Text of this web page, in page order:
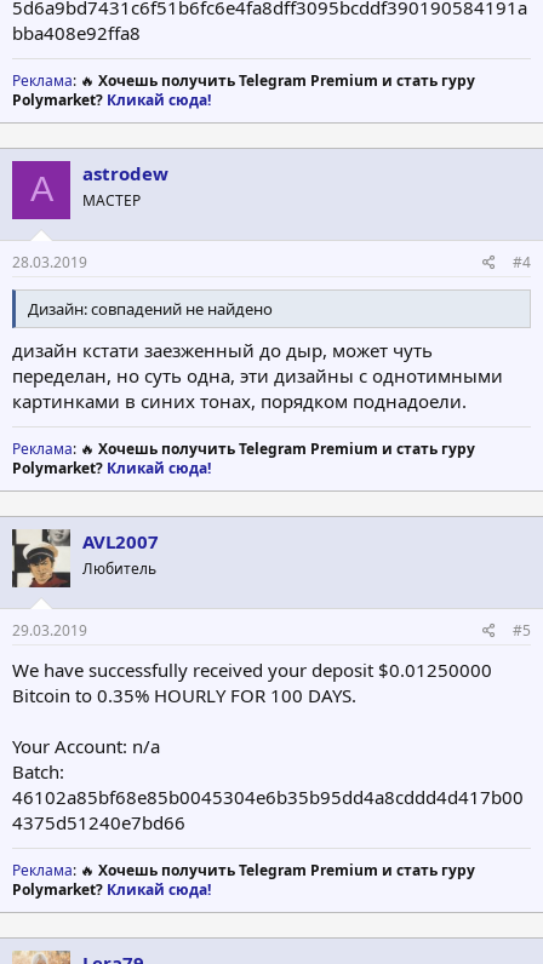
5d6a9bd7431c6f51b6fc6e4fa8dff3095bcddf390190584191a
bba408e92ffa8
Реклама: 🔥 Хочешь получить Telegram Premium и стать гуру
Polymarket? Кликай сюда!
A astrodew
МАСТЕР
28.03.2019 #4
Дизайн: совпадений не найдено
дизайн кстати заезженный до дыр, может чуть
переделан, но суть одна, эти дизайны с однотимными
картинками в синих тонах, порядком поднадоели.
Реклама: 🔥 Хочешь получить Telegram Premium и стать гуру
Polymarket? Кликай сюда!
AVL2007
Любитель
29.03.2019 #5
We have successfully received your deposit $0.01250000
Bitcoin to 0.35% HOURLY FOR 100 DAYS.
Your Account: n/a
Batch:
46102a85bf68e85b0045304e6b35b95dd4a8cddd4d417b00
4375d51240e7bd66
Реклама: 🔥 Хочешь получить Telegram Premium и стать гуру
Polymarket? Кликай сюда!